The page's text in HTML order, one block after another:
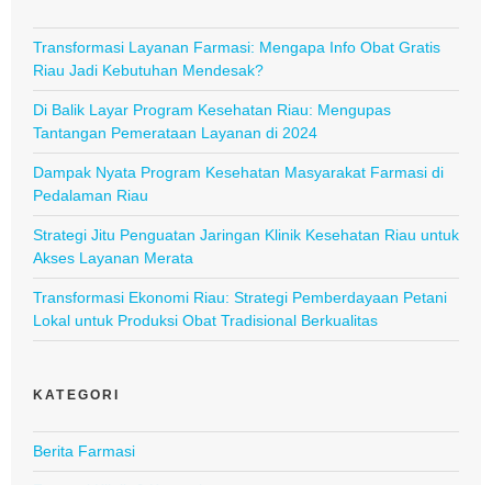
Transformasi Layanan Farmasi: Mengapa Info Obat Gratis
Riau Jadi Kebutuhan Mendesak?
Di Balik Layar Program Kesehatan Riau: Mengupas
Tantangan Pemerataan Layanan di 2024
Dampak Nyata Program Kesehatan Masyarakat Farmasi di
Pedalaman Riau
Strategi Jitu Penguatan Jaringan Klinik Kesehatan Riau untuk
Akses Layanan Merata
Transformasi Ekonomi Riau: Strategi Pemberdayaan Petani
Lokal untuk Produksi Obat Tradisional Berkualitas
KATEGORI
Berita Farmasi